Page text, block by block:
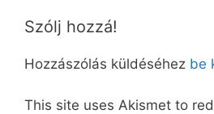
Szólj hozzá!
Hozzászólás küldéséhez be
This site uses Akismet to